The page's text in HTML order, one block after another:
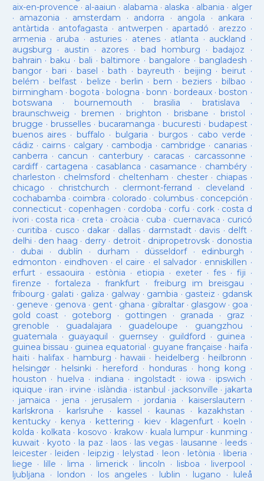
aix-en-provence · al-aaiun · alabama · alaska · albania · alger
· amazonia · amsterdam · andorra · angola · ankara ·
antàrtida · antofagasta · antwerpen · apartadó · arezzo ·
armenia · aruba · asturies· atenes· atlanta · auckland ·
augsburg · austin · azores·bad homburg ·badajoz ·
bahrain ·baku · bali ·baltimore ·bangalore · bangladesh ·
bangor· bari ·basel ·bath · bayreuth ·beijing ·beirut ·
belém · belfast· belize · berlin ·bern ·beziers ·bilbao ·
birmingham · bogota · bologna ·bonn ·bordeaux ·boston ·
botswana · bournemouth ·brasilia ·bratislava ·
braunschweig · bremen ·brighton · brisbane · bristol ·
brugge · brusselles· bucaramanga · bucuresti · budapest·
buenos aires· buffalo · bulgaria · burgos· cabo verde ·
cádiz · cairns· calgary · cambodja · cambridge · canarias·
canberra · cancun · canterbury · caracas · carcassonne ·
cardiff· cartagena · casablanca · casamance · chambéry·
charleston · chelmsford · cheltenham · chester· chiapas ·
chicago · christchurch · clermont-ferrand · cleveland ·
cochabamba · coimbra · colorado · columbus· concepción ·
connecticut· copenhagen · cordoba · corfu · cork · costa d
ivori · costa rica · creta · croàcia · cuba · cuernavaca · curicó
· curitiba · cusco · dakar · dallas · darmstadt· davis · delft ·
delhi · den haag · derry· detroit· dnipropetrovsk· donostia
· dubai · dublín · durham · düsseldorf· edinburgh ·
edmonton · eindhoven · el caire · el salvador · enniskillen ·
erfurt· essaouira · estònia · etiopia · exeter· fes· fiji ·
firenze ·fortaleza · frankfurt· freiburg im breisgau ·
fribourg · galati · galiza · galway· gambia · gasteiz · gdansk
· geneve · genova · gent· ghana · gibraltar· glasgow· goa ·
gold coast · goteborg · gottingen · granada · graz ·
grenoble · guadalajara · guadeloupe · guangzhou ·
guatemala · guayaquil · guernsey· guildford · guinea ·
guinea bissau · guinea equatorial · guyane française · haifa ·
haiti · halifax · hamburg · hawaii · heidelberg · heilbronn ·
helsingør· helsinki · hereford · honduras· hong kong ·
houston · huelva · indiana · ingolstadt· iowa · ipswich ·
iquique · iran · irvine · islàndia · istanbul · jacksonville · jakarta
· jamaica · jena · jerusalem · jordania · kaiserslautern ·
karlskrona · karlsruhe · kassel · kaunas· kazakhstan ·
kentucky· kenya · kettering · kiev· klagenfurt · koeln ·
kolda · kolkata · kosovo · krakow· kuala lumpur · kunming ·
kuwait· kyoto · la paz · laos· las vegas· lausanne · leeds ·
leicester· leiden · leipzig · lelystad · leon · letònia · liberia ·
liege · lille · lima · limerick· lincoln · lisboa · liverpool ·
ljubljana · london · los angeles· lublin · lugano · luleå